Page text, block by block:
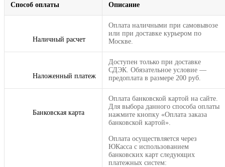
Способ оплаты Описание
Наличный расчет
Оплата наличными при самовывозе
или при доставке курьером по
Москве.
Наложенный платеж
Доступен только при доставке
СДЭК. Обязательное условие —
предоплата в размере 200 руб.
Банковская карта
Оплата банковской картой на сайте.
Для выбора данного способа оплаты
нажмите кнопку «Оплата заказа
банковской картой».
Оплата осуществляется через
ЮКасса с использованием
банковских карт следующих
платежных систем: